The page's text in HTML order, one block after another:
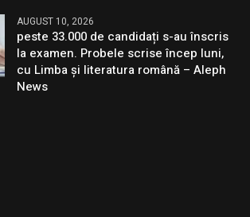
AUGUST 10, 2026
peste 33.000 de candidați s-au înscris
la examen. Probele scrise încep luni,
cu Limba și literatura română – Aleph
News